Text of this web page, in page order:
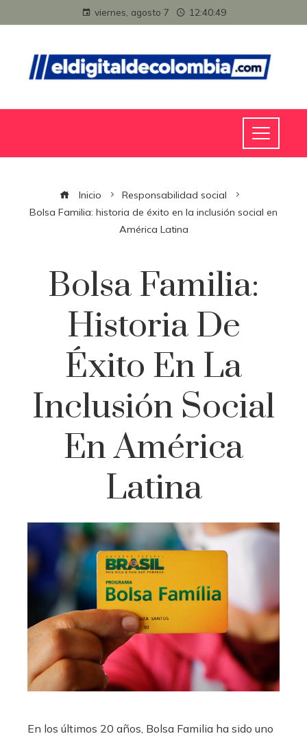
viernes, agosto 7 12:40:49
Inicio
Responsabilidad social
Bolsa Familia: historia de éxito en la inclusión social en
América Latina
Bolsa Familia:
Historia De
Éxito En La
Inclusión Social
En América
Latina
En los últimos 20 años, Bolsa Familia ha sido uno